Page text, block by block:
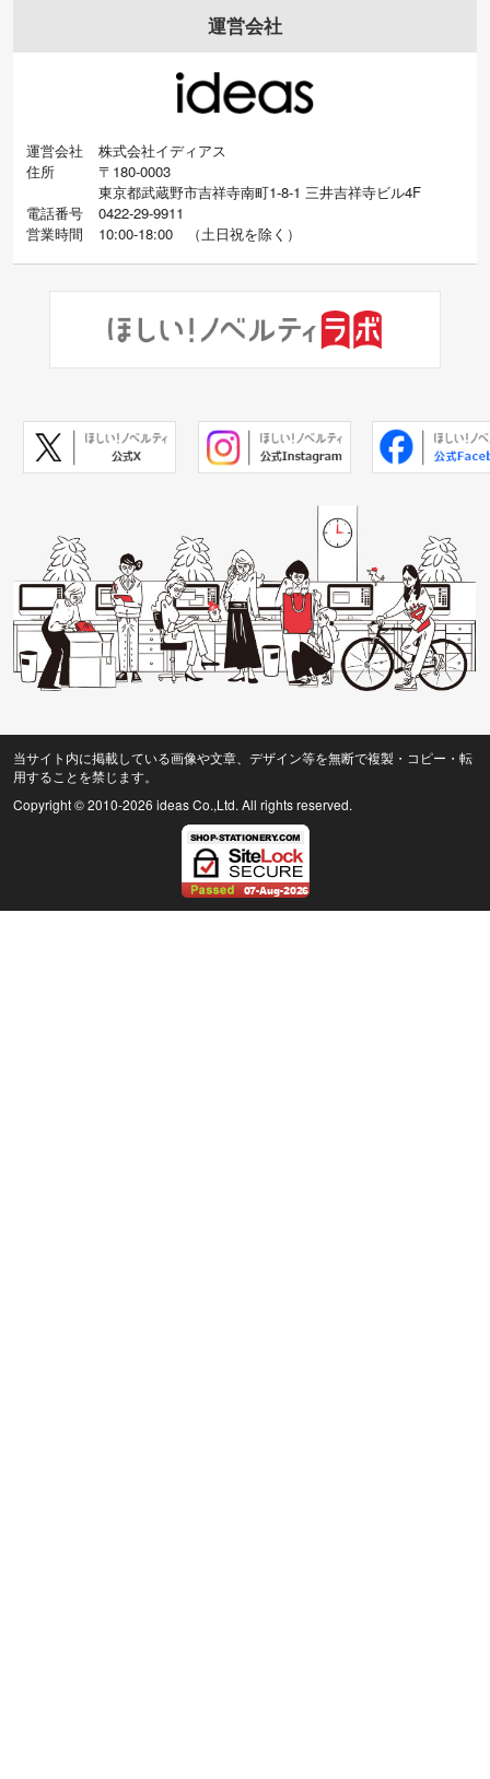
運営会社
運営会社
株式会社イディアス
住所
〒180-0003
東京都武蔵野市吉祥寺南町1-8-1 三井吉祥寺ビル4F
電話番号
0422-29-9911
営業時間
10:00-18:00 （土日祝を除く）
当サイト内に掲載している画像や文章、デザイン等を無断で複製・コピー・転
用することを禁じます。
Copyright © 2010-2026 ideas Co.,Ltd. All rights reserved.